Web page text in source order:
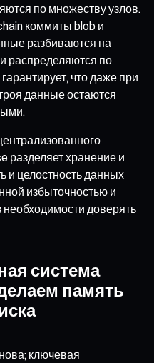
по множеству узлов.
коммиты blob и
разбиваются на
распределяются по
что даже при
данные остаются
разделяет хранение и
и целостность данных
избыточностью и
доверять
система
память
ключевая